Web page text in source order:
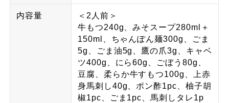
内容量
＜2人前＞
牛もつ240g、みそスープ280ml＋
150ml、ちゃんぽん麺300g、ごま
5g、ごま油5g、鷹の爪3g、キャベ
ツ400g、にら60g、ごぼう80g、
豆腐、柔らか牛すもつ100g、上赤
身馬刺し40g、ポン酢1pc、柚子胡
椒1pc、ごま1pc、馬刺しタレ1p